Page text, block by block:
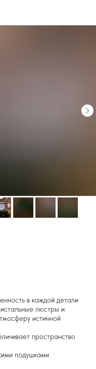
в каждой детали
люстры и
истинной
пространство
подушками